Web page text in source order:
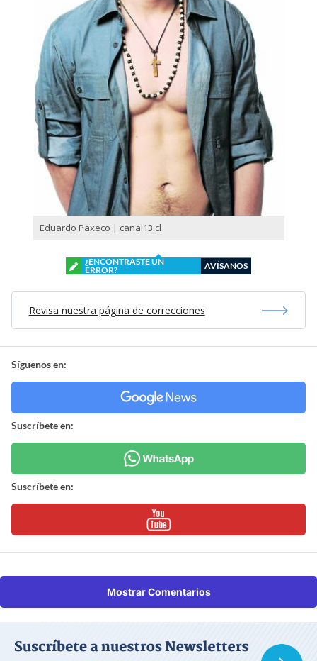
Eduardo Paxeco | canal13.cl
¿ENCONTRASTE UN
ERROR?
AVÍSANOS
Revisa nuestra página de correcciones
Síguenos en:
Suscríbete en:
Suscríbete en:
Mostrar Comentarios